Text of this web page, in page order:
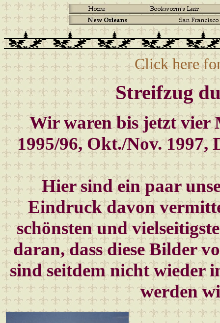
Click here
Streifzug
Wir waren bis jetzt vier
1995/96, Okt./Nov. 1997,
Hier sind ein paar
Eindruck davon
schönsten und
daran, dass diese Bilder
sind seitdem nicht wieder
werden